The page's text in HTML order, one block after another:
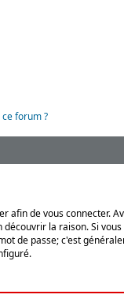
forum ?
de vous connecter.
la raison. Si
de passe; c'est